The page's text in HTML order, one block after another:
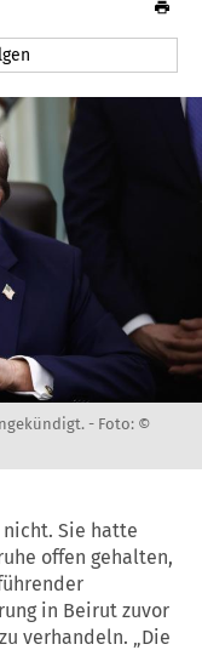
- Foto: ©
Sie hatte
offen gehalten,
in Beirut zuvor
verhandeln. „Die